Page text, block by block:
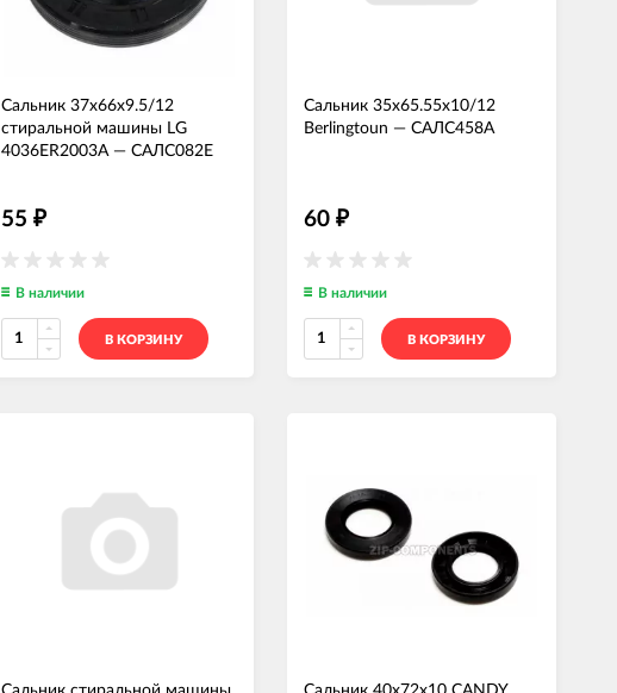
Сальник 37x66x9.5/12
стиральной машины LG
4036ER2003A — САЛС082Е
55 ₽
В наличии
В КОРЗИНУ
Сальник 35x65.55x10/12
Berlingtoun — САЛС458А
60 ₽
В наличии
В КОРЗИНУ